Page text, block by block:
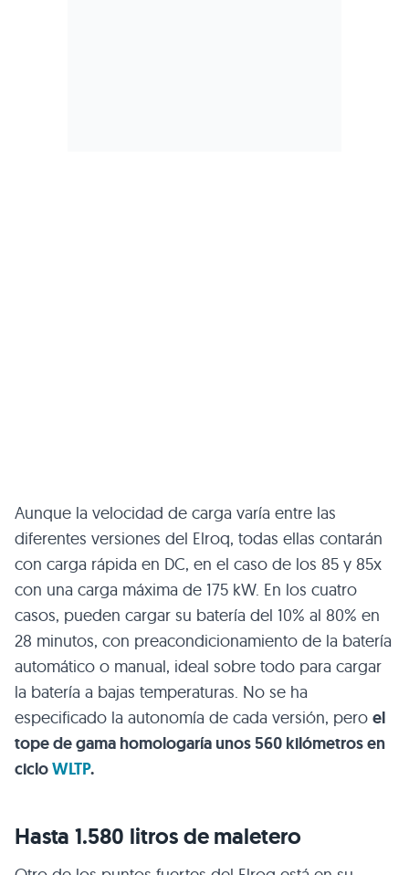
Aunque la velocidad de carga varía entre las
diferentes versiones del Elroq, todas ellas contarán
con carga rápida en DC, en el caso de los 85 y 85x
con una carga máxima de 175 kW. En los cuatro
casos, pueden cargar su batería del 10% al 80% en
28 minutos, con preacondicionamiento de la batería
automático o manual, ideal sobre todo para cargar
la batería a bajas temperaturas. No se ha
especificado la autonomía de cada versión, pero el
tope de gama homologaría unos 560 kilómetros en
cicloWLTP.
Hasta 1.580 litros de maletero